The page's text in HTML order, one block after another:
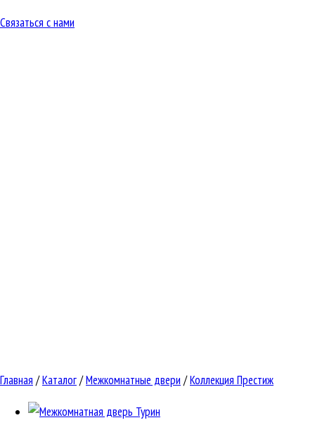
Связаться с нами
Главная /Каталог/Межкомнатные двери /Коллекция Престиж